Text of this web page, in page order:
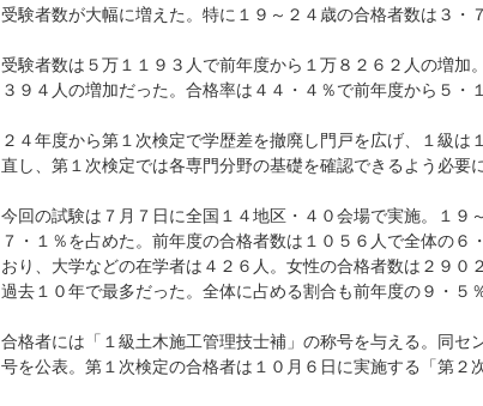
受験者数が大幅に増えた。特に１９～２４歳の合格者数は３・
受験者数は５万１１９３人で前年度から１万８２６２人の増加
３９４人の増加だった。合格率は４４・４％で前年度から５・
２４年度から第１次検定で学歴差を撤廃し門戸を広げ、１級は
直し、第１次検定では各専門分野の基礎を確認できるよう必要
今回の試験は７月７日に全国１４地区・４０会場で実施。１９
７・１％を占めた。前年度の合格者数は１０５６人で全体の６
おり、大学などの在学者は４２６人。女性の合格者数は２９０
過去１０年で最多だった。全体に占める割合も前年度の９・５
合格者には「１級土木施工管理技士補」の称号を与える。同セ
号を公表。第１次検定の合格者は１０月６日に実施する「第２